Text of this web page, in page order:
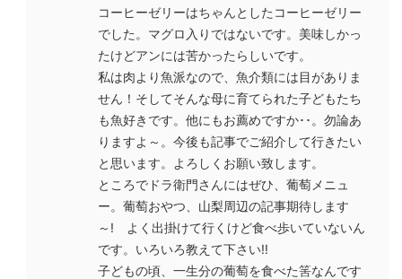
コーヒーゼリーはちゃんとしたコーヒーゼリー
でした。マグロ入りではないです。美味しかっ
たけどアンには苦かったらしいです。
私は肉より魚派なので、魚介類には目がありま
せん！そしてそんな母に育てられた子どもたち
も魚好きです。他にもお薦めですか･･。勿論あ
りますよ～。今後も記事でご紹介して行きたい
と思います。よろしくお願い致します。
ところでドラ衛門さんにはぜひ、葡萄メニュ
ー。葡萄おやつ、山梨周辺の記事期待します
～! よく出掛けて行くけど食べ歩いていないん
です。いろいろ教えて下さい!!
子どもの頃、一生分の葡萄を食べた筈なんです